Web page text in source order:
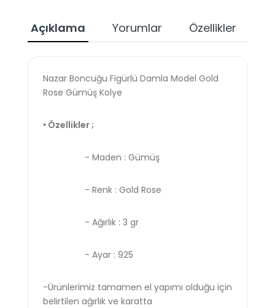
Açıklama Yorumlar Özellikler
Nazar Boncuğu Figürlü Damla Model Gold
Rose Gümüş Kolye
‣ Özellikler ;
- Maden : Gümüş
- Renk : Gold Rose
- Ağırlık : 3 gr
- Ayar : 925
-Ürünlerimiz tamamen el yapımı olduğu için
belirtilen ağırlık ve karatta